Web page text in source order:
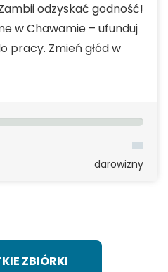
odzyskać godność!
w Chawamie – ufunduj
pracy. Zmień głód w
darowizny
ZBIÓRKI